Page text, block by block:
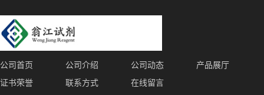
公司首页 公司介绍 公司动态
产品展厅
证书荣誉
联系方式 在线留言